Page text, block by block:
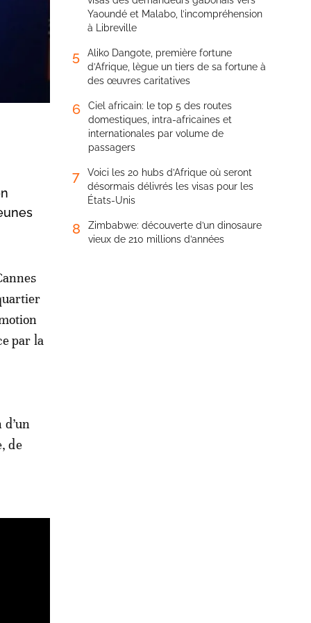
par la
de
Yaoundé et Malabo, l’incompréhension
à Libreville
5
Aliko Dangote, première fortune
d’Afrique, lègue un tiers de sa fortune à
des œuvres caritatives
6
Ciel africain: le top 5 des routes
domestiques, intra-africaines et
internationales par volume de
passagers
7
Voici les 20 hubs d’Afrique où seront
désormais délivrés les visas pour les
États-Unis
8
Zimbabwe: découverte d’un dinosaure
vieux de 210 millions d’années